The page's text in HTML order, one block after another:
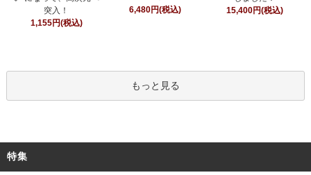
突入！
1,155円(税込)
6,480円(税込)
15,400円(税込)
もっと見る
特集